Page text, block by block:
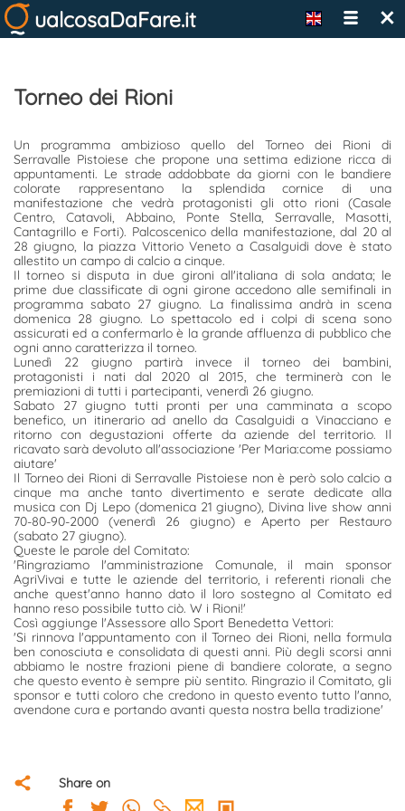
ualcosaDaFare.it ×
Torneo dei Rioni
Un programma ambizioso quello del Torneo dei Rioni di
Serravalle Pistoiese che propone una settima edizione ricca di
appuntamenti. Le strade addobbate da giorni con le bandiere
colorate rappresentano la splendida cornice di una
manifestazione che vedrà protagonisti gli otto rioni (Casale
Centro, Catavoli, Abbaino, Ponte Stella, Serravalle, Masotti,
Cantagrillo e Forti). Palcoscenico della manifestazione, dal 20 al
28 giugno, la piazza Vittorio Veneto a Casalguidi dove è stato
allestito un campo di calcio a cinque.
Il torneo si disputa in due gironi all'italiana di sola andata; le
prime due classificate di ogni girone accedono alle semifinali in
programma sabato 27 giugno. La finalissima andrà in scena
domenica 28 giugno. Lo spettacolo ed i colpi di scena sono
assicurati ed a confermarlo è la grande affluenza di pubblico che
ogni anno caratterizza il torneo.
Lunedì 22 giugno partirà invece il torneo dei bambini,
protagonisti i nati dal 2020 al 2015, che terminerà con le
premiazioni di tutti i partecipanti, venerdì 26 giugno.
Sabato 27 giugno tutti pronti per una camminata a scopo
benefico, un itinerario ad anello da Casalguidi a Vinacciano e
ritorno con degustazioni offerte da aziende del territorio. Il
ricavato sarà devoluto all'associazione 'Per Maria:come possiamo
aiutare'
Il Torneo dei Rioni di Serravalle Pistoiese non è però solo calcio a
cinque ma anche tanto divertimento e serate dedicate alla
musica con Dj Lepo (domenica 21 giugno), Divina live show anni
70-80-90-2000 (venerdì 26 giugno) e Aperto per Restauro
(sabato 27 giugno).
Queste le parole del Comitato:
'Ringraziamo l'amministrazione Comunale, il main sponsor
AgriVivai e tutte le aziende del territorio, i referenti rionali che
anche quest'anno hanno dato il loro sostegno al Comitato ed
hanno reso possibile tutto ciò. W i Rioni!'
Così aggiunge l'Assessore allo Sport Benedetta Vettori:
'Si rinnova l'appuntamento con il Torneo dei Rioni, nella formula
ben conosciuta e consolidata di questi anni. Più degli scorsi anni
abbiamo le nostre frazioni piene di bandiere colorate, a segno
che questo evento è sempre più sentito. Ringrazio il Comitato, gli
sponsor e tutti coloro che credono in questo evento tutto l'anno,
avendone cura e portando avanti questa nostra bella tradizione'
Share on